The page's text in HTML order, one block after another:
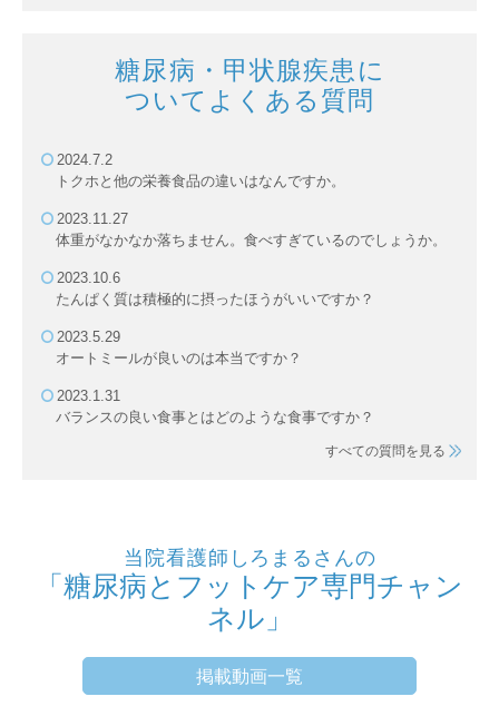
糖尿病・甲状腺疾患に
ついてよくある質問
2024.7.2
トクホと他の栄養食品の違いはなんですか。
2023.11.27
体重がなかなか落ちません。食べすぎているのでしょうか。
2023.10.6
たんぱく質は積極的に摂ったほうがいいですか？
2023.5.29
オートミールが良いのは本当ですか？
2023.1.31
バランスの良い食事とはどのような食事ですか？
すべての質問を見る
当院看護師しろまるさんの
「糖尿病とフットケア専門チャン
ネル」
掲載動画一覧